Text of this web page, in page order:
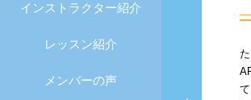
インストラクター紹介
レッスン紹介
メンバーの声